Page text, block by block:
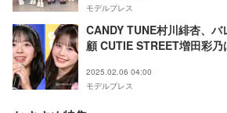
モデルプレス
CANDY TUNE村川緋杏、
顧 CUTIE STREET増田彩
2025.02.06 04:00
モデルプレス